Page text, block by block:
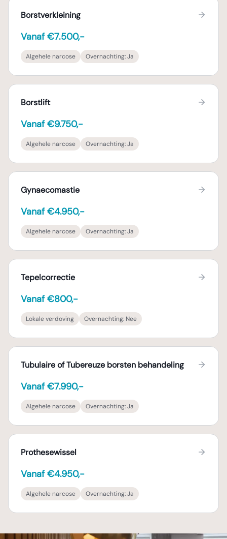
Borstverkleining
Vanaf €7.500,-
Algehele narcose Overnachting:Ja
Borstlift
Vanaf €9.750,-
Algehele narcose Overnachting:Ja
Gynaecomastie
Vanaf €4.950,-
Algehele narcose Overnachting:Ja
Tepelcorrectie
Vanaf €800,-
Lokale verdoving Overnachting: Nee
Tubulaire of Tubereuze borsten behandeling
Vanaf €7.990,-
Algehele narcose Overnachting:Ja
Prothesewissel
Vanaf €4.950,-
Algehele narcose Overnachting:Ja